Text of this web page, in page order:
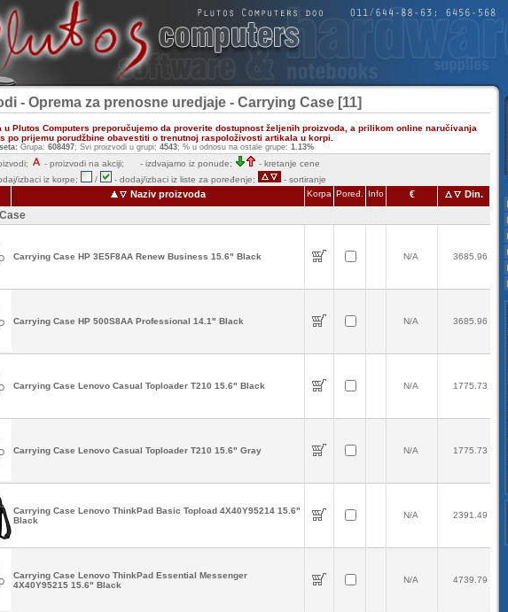
- Oprema za prenosne uredjaje - Carrying Case [11]
u Plutos Computers preporučujemo da proverite dostupnost željenih proizvoda, a prilikom online naručivanja
po prijemu porudžbine obavestiti o trenutnoj raspoloživosti artikala u korpi.
Grupa: 608497; Svi proizvodi u grupi: 4543; % u odnosu na ostale grupe: 1.13%
- proizvodi na akciji; - izdvajamo iz ponude;
- kretanje cene
izbaci iz korpe; / - dodaj/izbaci iz liste za poređenje; - sortiranje
Naziv proizvoda Korpa Poređ. Info € Din.
Carrying Case HP 3E5F8AA Renew Business 15.6" Black N/A 3685.96
Carrying Case HP 500S8AA Professional 14.1" Black N/A 3685.96
Carrying Case Lenovo Casual Toploader T210 15.6" Black N/A 1775.73
Carrying Case Lenovo Casual Toploader T210 15.6" Gray N/A 1775.73
Carrying Case Lenovo ThinkPad Basic Topload 4X40Y95214 15.6"
Black
N/A 2391.49
Carrying Case Lenovo ThinkPad Essential Messenger
4X40Y95215 15.6" Black
N/A 4739.79